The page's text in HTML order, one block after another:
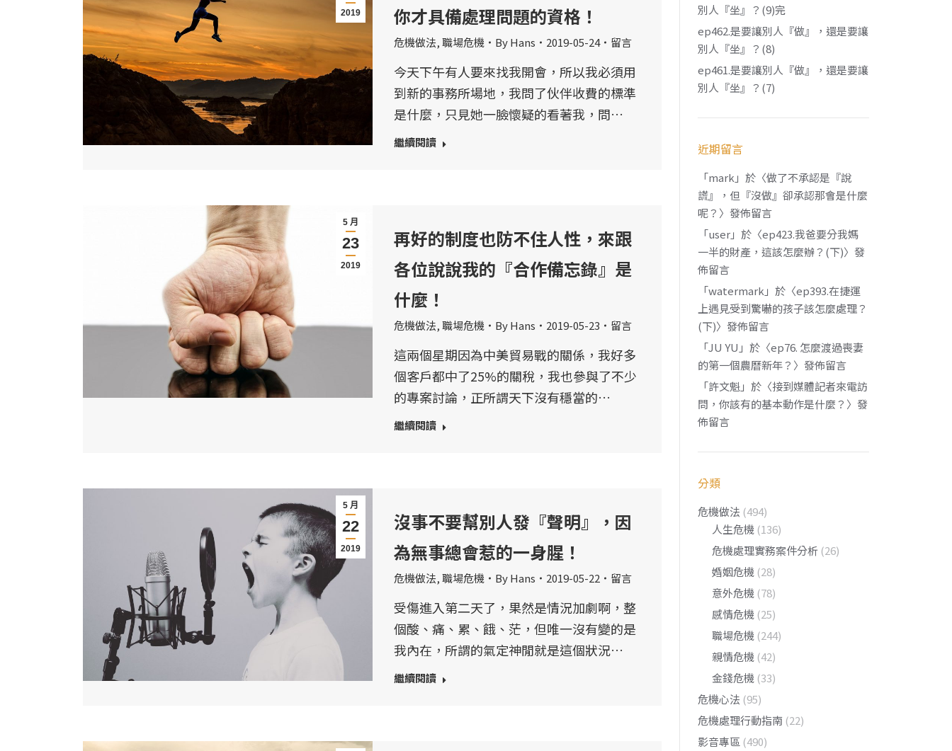
2019
你才具備處理問題的資格！
危機做法,職場危機 ByHans 2019-05-24 留言
今天下午有人要來找我開會，所以我必須用
到新的事務所場地，我問了伙伴收費的標準
是什麼，只見她一臉懷疑的看著我，問…
繼續閱讀
5 月
23
2019
再好的制度也防不住人性，來跟
各位說說我的『合作備忘錄』是
什麼！
危機做法,職場危機 ByHans 2019-05-23 留言
這兩個星期因為中美貿易戰的關係，我好多
個客戶都中了25%的關稅，我也參與了不少
的專案討論，正所謂天下沒有穩當的…
繼續閱讀
5 月
22
2019
沒事不要幫別人發『聲明』，因
為無事總會惹的一身腥！
危機做法,職場危機 ByHans 2019-05-22 留言
受傷進入第二天了，果然是情況加劇啊，整
個酸、痛、累、餓、茫，但唯一沒有變的是
我內在，所謂的氣定神閒就是這個狀況…
繼續閱讀
別人『坐』？(9)完
ep462.是要讓別人『做』，還是要讓
別人『坐』？(8)
ep461.是要讓別人『做』，還是要讓
別人『坐』？(7)
近期留言
「mark 」於〈做了不承認是『說
謊』，但『沒做』卻承認那會是什麼
呢？ 〉發佈留言
「user」於〈ep423.我爸要分我媽
一半的財產，這該怎麼辦？(下)〉發
佈留言
「watermark 」於〈ep393.在捷運
上遇見受到驚嚇的孩子該怎麼處理？
(下)〉發佈留言
「JU YU 」於〈ep76. 怎麼渡過喪妻
的第一個農曆新年？ 〉發佈留言
「許文魁」於〈接到媒體記者來電訪
問，你該有的基本動作是什麼？ 〉發
佈留言
分類
危機做法 (494)
人生危機 (136)
危機處理實務案件分析 (26)
婚姻危機 (28)
意外危機 (78)
感情危機 (25)
職場危機 (244)
親情危機 (42)
金錢危機 (33)
危機心法 (95)
危機處理行動指南 (22)
影音專區 (490)